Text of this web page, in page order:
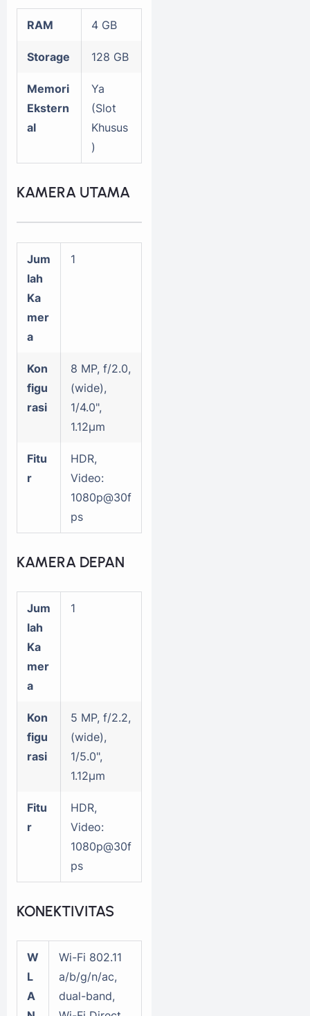
RAM 4 GB
Storage 128 GB
Memori
Ekstern
al
Ya
(Slot
Khusus
)
KAMERA UTAMA
Jum
lah
Ka
mer
a
1
Kon
figu
rasi
8 MP, f/2.0,
(wide),
1/4.0",
1.12µm
Fitu
r
HDR,
Video:
1080p@30f
ps
KAMERA DEPAN
Jum
lah
Ka
mer
a
1
Kon
figu
rasi
5 MP, f/2.2,
(wide),
1/5.0",
1.12µm
Fitu
r
HDR,
Video:
1080p@30f
ps
KONEKTIVITAS
W
L
A
Wi-Fi 802.11
a/b/g/n/ac,
dual-band,